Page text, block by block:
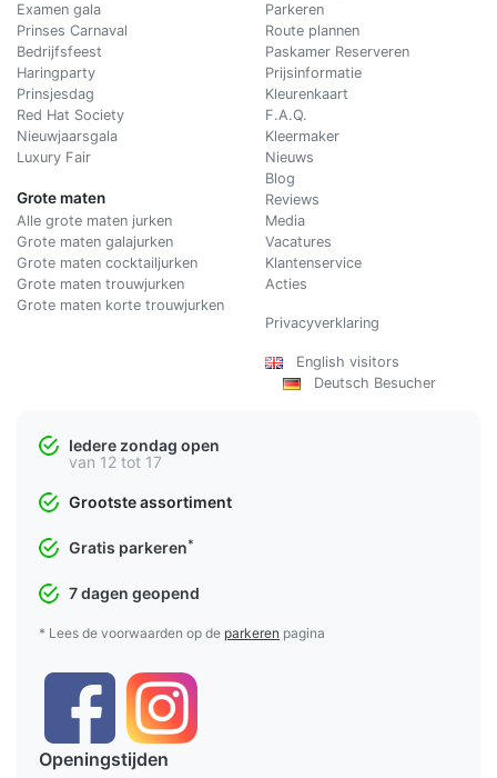
Examen gala
Prinses Carnaval
Bedrijfsfeest
Haringparty
Prinsjesdag
Red Hat Society
Nieuwjaarsgala
Luxury Fair
Grote maten
Alle grote maten jurken
Grote maten galajurken
Grote maten cocktailjurken
Grote maten trouwjurken
Grote maten korte trouwjurken
Parkeren
Route plannen
Paskamer Reserveren
Prijsinformatie
Kleurenkaart
F.A.Q.
Kleermaker
Nieuws
Blog
Reviews
Media
Vacatures
Klantenservice
Acties
Privacyverklaring
English visitors
Deutsch Besucher
Iedere zondag open
van 12 tot 17
Grootste assortiment
Gratis parkeren*
7 dagen geopend
* Lees de voorwaarden op de parkeren pagina
Openingstijden